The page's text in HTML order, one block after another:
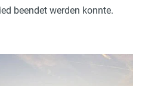
beendet werden konnte.